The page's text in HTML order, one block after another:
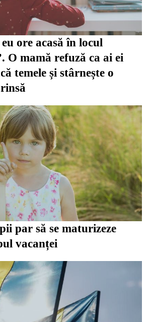
ore acasă în locul
O mamă refuză ca ai ei
temele și stârnește o
par să se maturizeze
vacanței